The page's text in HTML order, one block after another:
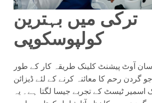
ترکی میں بہترین
کولپوسکوپی
آوٹ پیشنٹ کلینک طریقہ کار کے طور
گردن رحم کا معائنہ کرنے کے لئے ڈیزائن
اسمیر ٹیسٹ کے تجربے جیسا لگتا ہے۔ یہ